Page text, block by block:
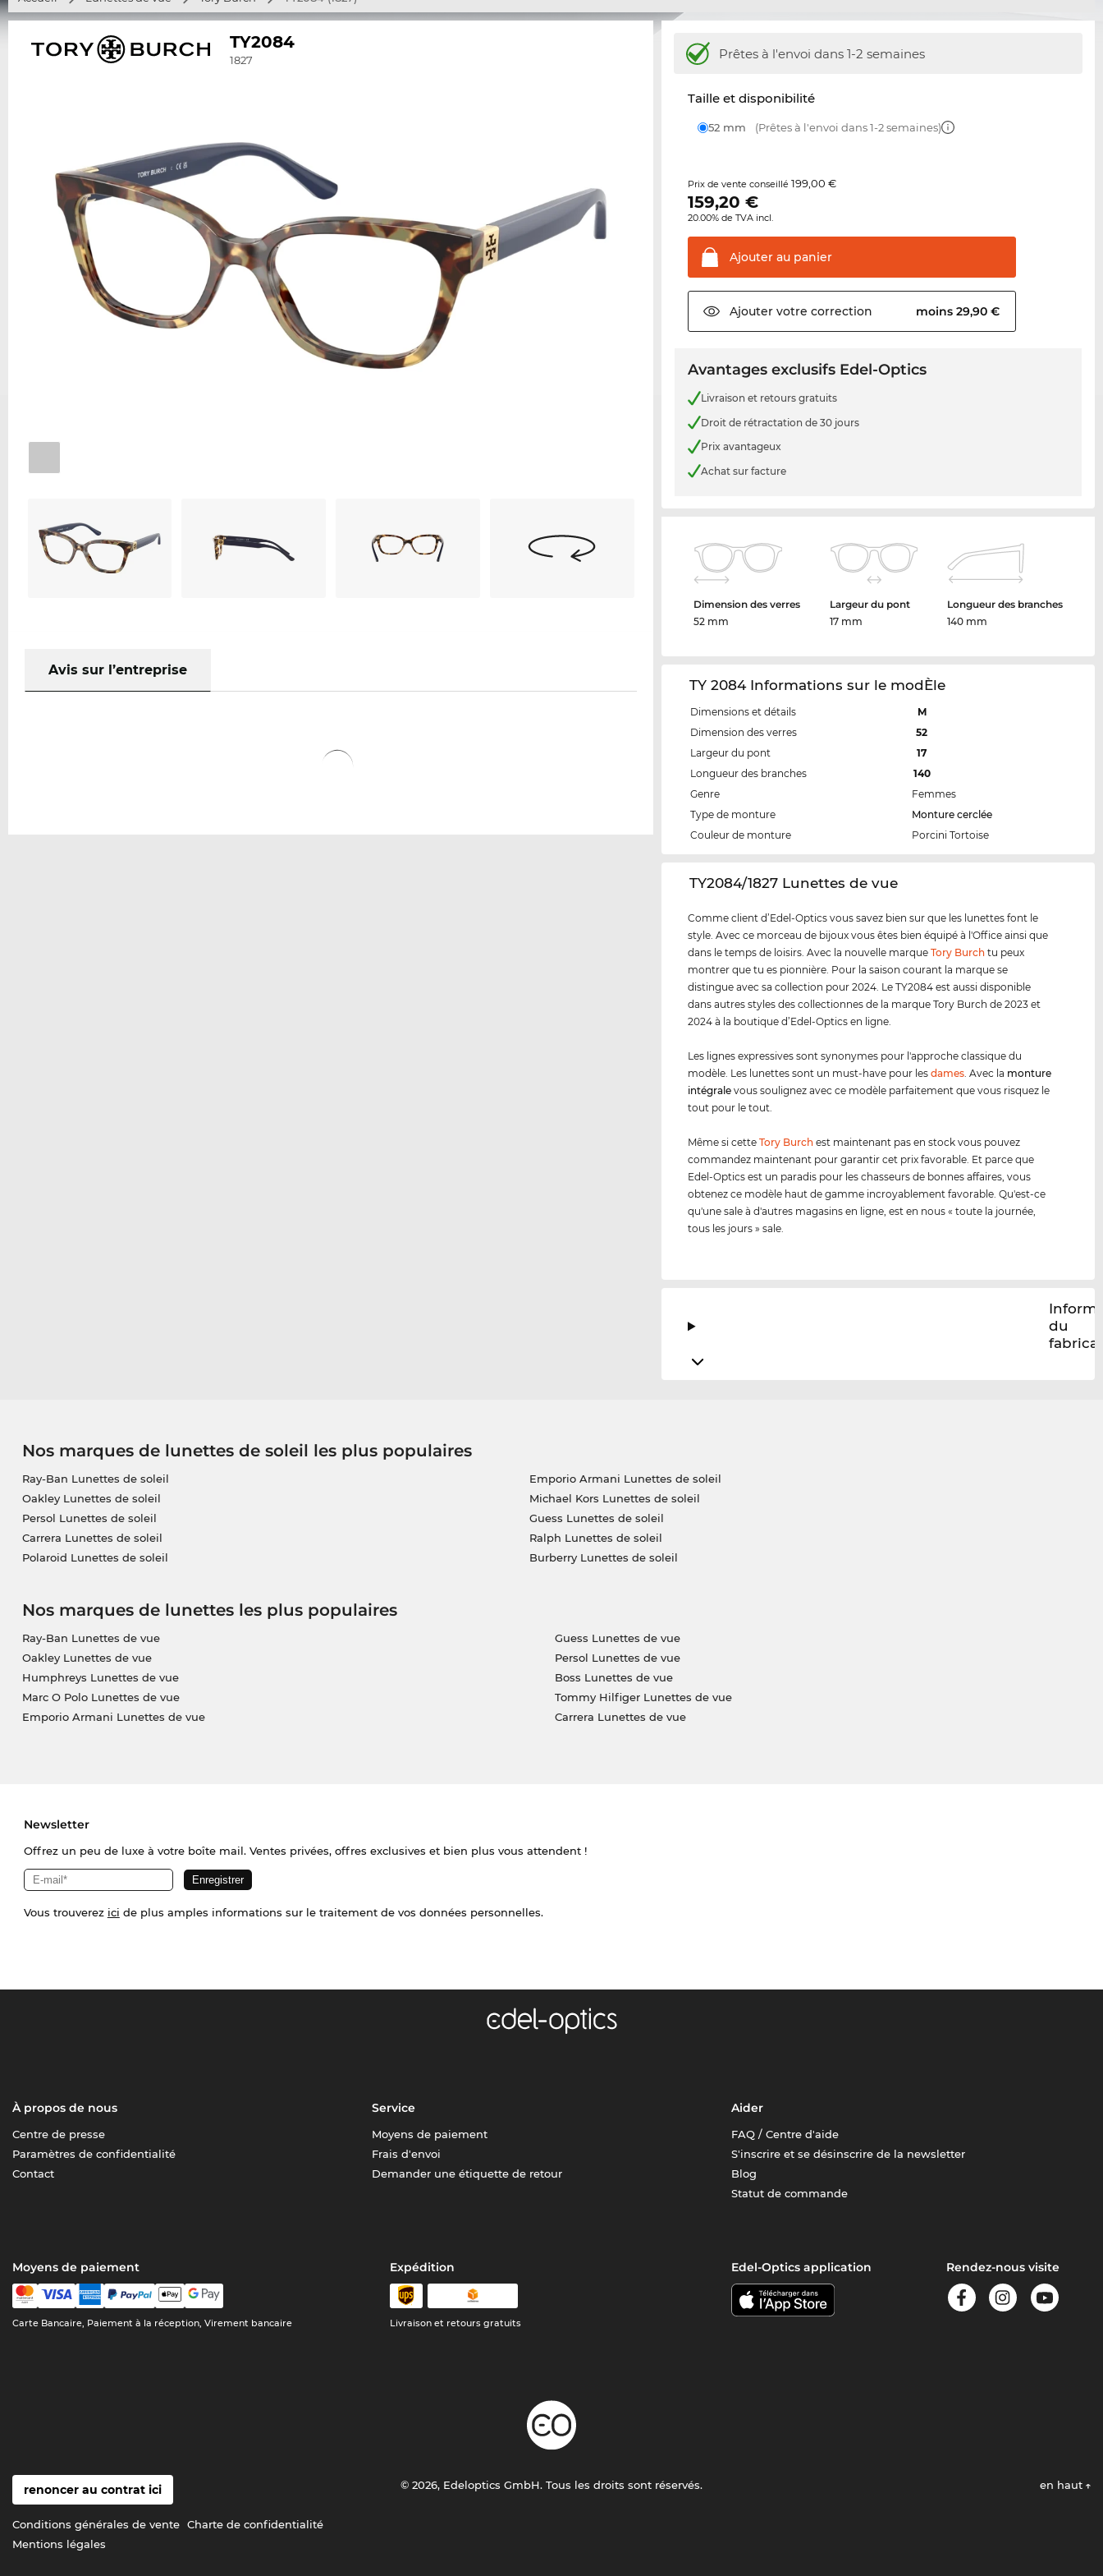
TY2084
1827
Avis sur l’entreprise
Prêtes à l'envoi dans 1-2 semaines
Taille et disponibilité
52 mm (Prêtes à l'envoi dans 1-2 semaines)
Prix de vente conseillé199,00 €
159,20 €
20.00% de TVA incl.
Ajouter au panier
Ajouter votre correction moins 29,90 €
Avantages exclusifs Edel-Optics
Livraison et retours gratuits
Droit de rétractation de 30 jours
Prix avantageux
Achat sur facture
Dimension des verres
52 mm
Largeur du pont
17 mm
Longueur des branches
140 mm
TY 2084 Informations sur le modÈle
Dimensions et détails
M
Dimension des verres
52
Largeur du pont
17
Longueur des branches
140
Genre
Femmes
Type de monture
Monture cerclée
Couleur de monture
Porcini Tortoise
‌TY2084/1827 Lunettes de vue
Comme client d’Edel-Optics vous savez bien sur que les lunettes font le
style. Avec ce morceau de bijoux vous êtes bien équipé à l'Office ainsi que
dans le temps de loisirs. Avec la nouvelle marqueTory Burch tu peux
montrer que tu es pionnière. Pour la saison courant la marque se
distingue avec sa collection pour 2024. Le TY2084 est aussi disponible
dans autres styles des collectionnes de la marque Tory Burch de 2023 et
2024 à la boutique d’Edel-Optics en ligne.
Les lignes expressives sont synonymes pour l'approche classique du
modèle. Les lunettes sont un must-have pour lesdames. Avec la monture
intégrale vous soulignez avec ce modèle parfaitement que vous risquez le
tout pour le tout.
Même si cetteTory Burch est maintenant pas en stock vous pouvez
commandez maintenant pour garantir cet prix favorable. Et parce que
Edel-Optics est un paradis pour les chasseurs de bonnes affaires, vous
obtenez ce modèle haut de gamme incroyablement favorable. Qu'est-ce
qu'une sale à d'autres magasins en ligne, est en nous « toute la journée,
tous les jours » sale.
du
Nos marques de lunettes de soleil les plus populaires
Ray-Ban Lunettes de soleil
Oakley Lunettes de soleil
Persol Lunettes de soleil
Carrera Lunettes de soleil
Polaroid Lunettes de soleil
Emporio Armani Lunettes de soleil
Michael Kors Lunettes de soleil
Guess Lunettes de soleil
Ralph Lunettes de soleil
Burberry Lunettes de soleil
Nos marques de lunettes les plus populaires
Ray-Ban Lunettes de vue
Oakley Lunettes de vue
Humphreys Lunettes de vue
Marc O Polo Lunettes de vue
Emporio Armani Lunettes de vue
Guess Lunettes de vue
Persol Lunettes de vue
Boss Lunettes de vue
Tommy Hilfiger Lunettes de vue
Carrera Lunettes de vue
Newsletter
Offrez un peu de luxe à votre boîte mail. Ventes privées, offres exclusives et bien plus vous attendent !
Vous trouverez ici de plus amples informations sur le traitement de vos données personnelles.
À propos de nous
Centre de presse
Paramètres de confidentialité
Contact
Service
Moyens de paiement
Frais d'envoi
Demander une étiquette de retour
Aider
FAQ / Centre d'aide
S'inscrire et se désinscrire de la newsletter
Blog
Statut de commande
Moyens de paiement
Carte Bancaire, Paiement à la réception, Virement bancaire
Expédition
Livraison et retours gratuits
Edel-Optics application Rendez-nous visite
renoncer au contrat ici
Conditions générales de vente Charte de confidentialité
Mentions légales
© 2026, Edeloptics GmbH. Tous les droits sont réservés. en haut